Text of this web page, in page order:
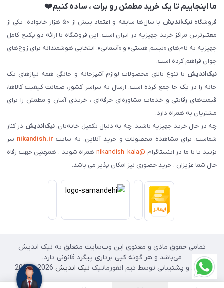
ما اینجاییم تا یک خرید مطمئن رو برات ، ساده کنیم❤️
فروشگاهنیک‌اندیش
با سال‌ها سابقه و اعتماد بیش از ۵۰ هزار خانواده، یکی از
معتبرترین مراکز خرید جهیزیه در ایران است. این فروشگاه با ارائه دو پکیج کامل
جهیزیه به نام‌های «تبسم هستی» و «آسمانی»، انتخابی هوشمندانه برای زوج‌های
جوان فراهم کرده است.
نیک‌اندیش با تنوع بالای محصولات لوازم آشپزخانه و خانگی همه نیازهای یک
خانه را در یک جا جمع کرده است. ارسال به سراسر کشور، ضمانت کیفیت کالاها،
قیمت‌های رقابتی و خدمات مشاوره‌ای حرفه‌ای ، خریدی آسان و مطمئن را برای
مشتریان به همراه دارد.
چه در حال خرید جهیزیه باشید، چه به دنبال تکمیل خانه‌تان،نیک‌اندیش در کنار
شماست. برای مشاهده محصولات و خرید آنلاین، به سایت nikandish.ir سر
بزنید یا با ما در اینستاگرام @nikandish_kala
همراه شوید . همچنین جهت رفاه
حال شما عزیزان ، خرید حضوری نیز امکان پذیر می باشد.
تمامی حقوق مادی و معنوی این وب‌سایت متعلق به نیک اندیش
می‌باشد و هر گونه کپی برداری پیگرد قانونی دارد.
طراحی و پشتیبانی توسط تیم انفورماتیک نیک اندیش 2026 - 2025